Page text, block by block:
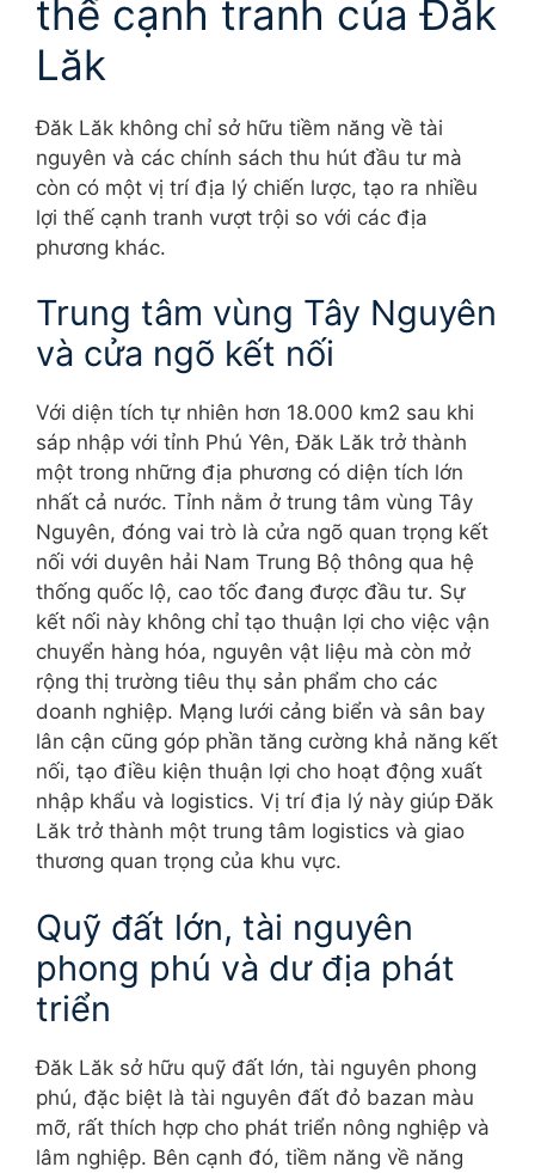
thế cạnh tranh của Đăk
Lăk
Đăk Lăk không chỉ sở hữu tiềm năng về tài
nguyên và các chính sách thu hút đầu tư mà
còn có một vị trí địa lý chiến lược, tạo ra nhiều
lợi thế cạnh tranh vượt trội so với các địa
phương khác.
Trung tâm vùng Tây Nguyên
và cửa ngõ kết nối
Với diện tích tự nhiên hơn 18.000 km2 sau khi
sáp nhập với tỉnh Phú Yên, Đăk Lăk trở thành
một trong những địa phương có diện tích lớn
nhất cả nước. Tỉnh nằm ở trung tâm vùng Tây
Nguyên, đóng vai trò là cửa ngõ quan trọng kết
nối với duyên hải Nam Trung Bộ thông qua hệ
thống quốc lộ, cao tốc đang được đầu tư. Sự
kết nối này không chỉ tạo thuận lợi cho việc vận
chuyển hàng hóa, nguyên vật liệu mà còn mở
rộng thị trường tiêu thụ sản phẩm cho các
doanh nghiệp. Mạng lưới cảng biển và sân bay
lân cận cũng góp phần tăng cường khả năng kết
nối, tạo điều kiện thuận lợi cho hoạt động xuất
nhập khẩu và logistics. Vị trí địa lý này giúp Đăk
Lăk trở thành một trung tâm logistics và giao
thương quan trọng của khu vực.
Quỹ đất lớn, tài nguyên
phong phú và dư địa phát
triển
Đăk Lăk sở hữu quỹ đất lớn, tài nguyên phong
phú, đặc biệt là tài nguyên đất đỏ bazan màu
mỡ, rất thích hợp cho phát triển nông nghiệp và
lâm nghiệp. Bên cạnh đó, tiềm năng về năng